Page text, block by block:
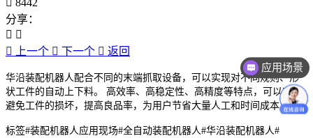
分享：
上一个 下一个 返回
华沿装配机器人配合不同的末端抓取设备，可以实现对不同规则、形
状工件的自动上下料。 高效率、高稳定性、高精度等特点，可以有效
避免工件的损坏，提高良品率，为用户节省大量人工和时间成本。
标签#装配机器人应用现场#全自动装配机器人#华沿装配机器人#
应用场景